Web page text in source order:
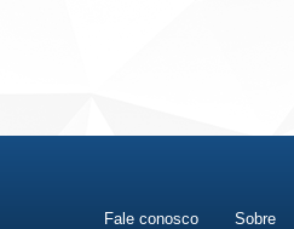
Fale conosco Sobre